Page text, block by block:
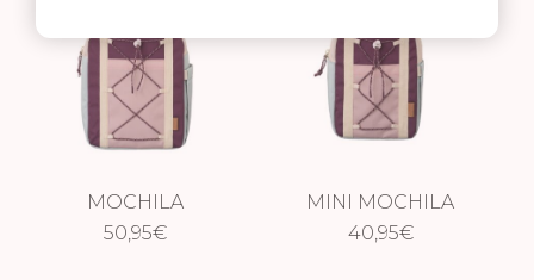
MOCHILA
ESCAPADA
50,95€
MINI MOCHILA
ESCAPADA
40,95€